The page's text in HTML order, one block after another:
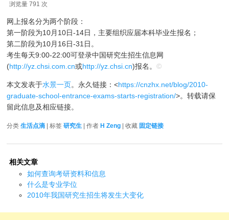
浏览量 791 次
网上报名分为两个阶段：
第一阶段为10月10日-14日，主要组织应届本科毕业生报名；
第二阶段为10月16日-31日。
考生每天9:00-22:00可登录中国研究生招生信息网
(http://yz.chsi.com.cn或http://yz.chsi.cn)报名。©
本文发表于水景一页。永久链接：<https://cnzhx.net/blog/2010-
graduate-school-entrance-exams-starts-registration/>。转载请保
留此信息及相应链接。
分类生活点滴 | 标签研究生 | 作者 H Zeng | 收藏 固定链接
相关文章
如何查询考研资料和信息
什么是专业学位
2010年我国研究生招生将发生大变化